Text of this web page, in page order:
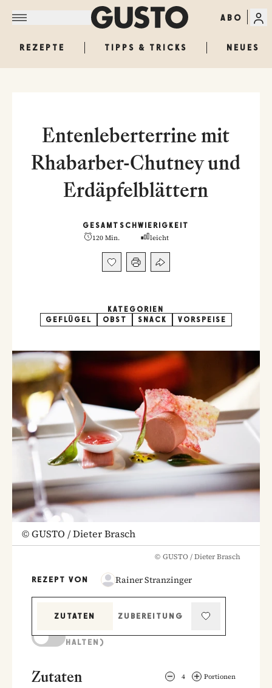
ABO
REZEPTE TIPPS & TRICKS NEUES
Entenleberterrine mit
Rhabarber-Chutney und
Erdäpfelblättern
GESAMT
120 Min.
SCHWIERIGKEIT
leicht
KATEGORIEN
GEFLÜGEL
OBST SNACK VORSPEISE
©GUSTO / Dieter Brasch
© GUSTO / Dieter Brasch
REZEPT VON Rainer Stranzinger
ZUTATEN
ZUBEREITUNG
HALTEN)
Zutaten 4 Portionen